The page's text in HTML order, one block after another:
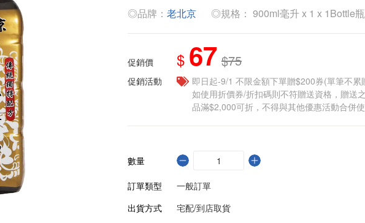
◎品牌： 老北京 ◎規格： 900ml毫升 x 1 x 1Bottle瓶
促銷價 $ 67 $75
促銷活動
即日起-9/1 不限金額下單贈$200券(單筆不累
如使用折價券/折扣碼則不符贈送資格，贈送
品滿$2,000可折，不得與其他優惠活動合併
數量
訂單類型
一般訂單
出貨方式
宅配/到店取貨